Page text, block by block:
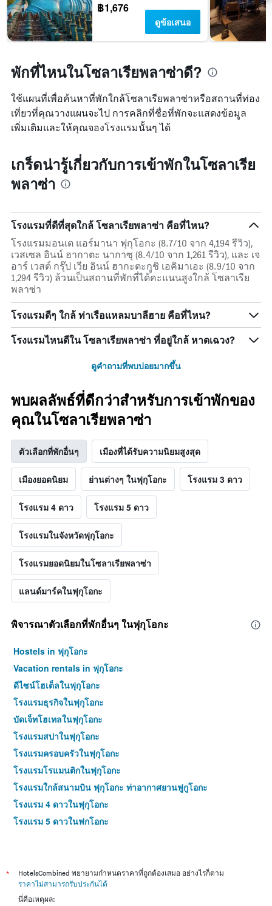
฿1,676
ดูข้อเสนอ
พักที่ไหนในโซลาเรียพลาซ่าดี?
ใช้แผนที่เพื่อค้นหาที่พักใกล้โซลาเรียพลาซ่าหรือสถานที่ท่อง
เที่ยวที่คุณวางแผนจะไป การคลิกที่ชื่อที่พักจะแสดงข้อมูล
เพิ่มเติมและให้คุณจองโรงแรมนั้นๆ ได้
เกร็ดน่ารู้เกี่ยวกับการเข้าพักในโซลาเรีย
พลาซ่า
โรงแรมที่ดีที่สุดใกล้ โซลาเรียพลาซ่า คือที่ไหน?
โรงแรมมอนเต แอร์มานา ฟุกุโอกะ (8.7/10 จาก 4,194 รีวิว),
เวสเซล อินน์ ฮากาตะ นากาซุ (8.4/10 จาก 1,261 รีวิว), และ เจ
อาร์ เวสต์ กรุ๊ป เวีย อินน์ ฮากะตะกูชิ เอคิมาเอะ (8.9/10 จาก
1,294 รีวิว) ล้วนเป็นสถานที่พักที่ได้คะแนนสูงใกล้ โซลาเรีย
พลาซ่า
โรงแรมดีๆ ใกล้ ท่าเรือแหลมบาลีฮาย คือที่ไหน?
โรงแรมไหนดีใน โซลาเรียพลาซ่า ที่อยู่ใกล้ หาดเฉวง?
ดูคำถามที่พบบ่อยมากขึ้น
พบผลลัพธ์ที่ดีกว่าสำหรับการเข้าพักของ
คุณในโซลาเรียพลาซ่า
ตัวเลือกที่พักอื่นๆ เมืองที่ได้รับความนิยมสูงสุด
เมืองยอดนิยม ย่านต่างๆ ในฟุกุโอกะ โรงแรม 3 ดาว
โรงแรม 4 ดาว โรงแรม 5 ดาว
โรงแรมในจังหวัดฟุกุโอกะ
โรงแรมยอดนิยมในโซลาเรียพลาซ่า
แลนด์มาร์คในฟุกุโอกะ
พิจารณาตัวเลือกที่พักอื่นๆ ในฟุกุโอกะ
Hostels in ฟุกุโอกะ
Vacation rentals in ฟุกุโอกะ
ดีไซน์โฮเต็ลในฟุกุโอกะ
โรงแรมธุรกิจในฟุกุโอกะ
บัดเจ็ทโฮเทลในฟุกุโอกะ
โรงแรมสปาในฟุกุโอกะ
โรงแรมครอบครัวในฟุกุโอกะ
โรงแรมโรแมนติกในฟุกุโอกะ
โรงแรมใกล้สนามบิน ฟุกุโอกะ ท่าอากาศยานฟูกูโอกะ
โรงแรม 4 ดาวในฟุกุโอกะ
โรงแรม 5 ดาวในฟุกุโอกะ
*
HotelsCombined พยายามกำหนดราคาที่ถูกต้องเสมอ อย่างไรก็ตาม
ราคาไม่สามารถรับประกันได้
นี่คือเหตุผล: